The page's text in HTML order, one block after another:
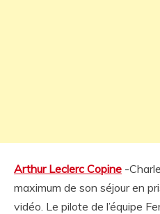
Arthur Leclerc Copine -
maximum de son séjour en
vidéo. Le pilote de l’équipe